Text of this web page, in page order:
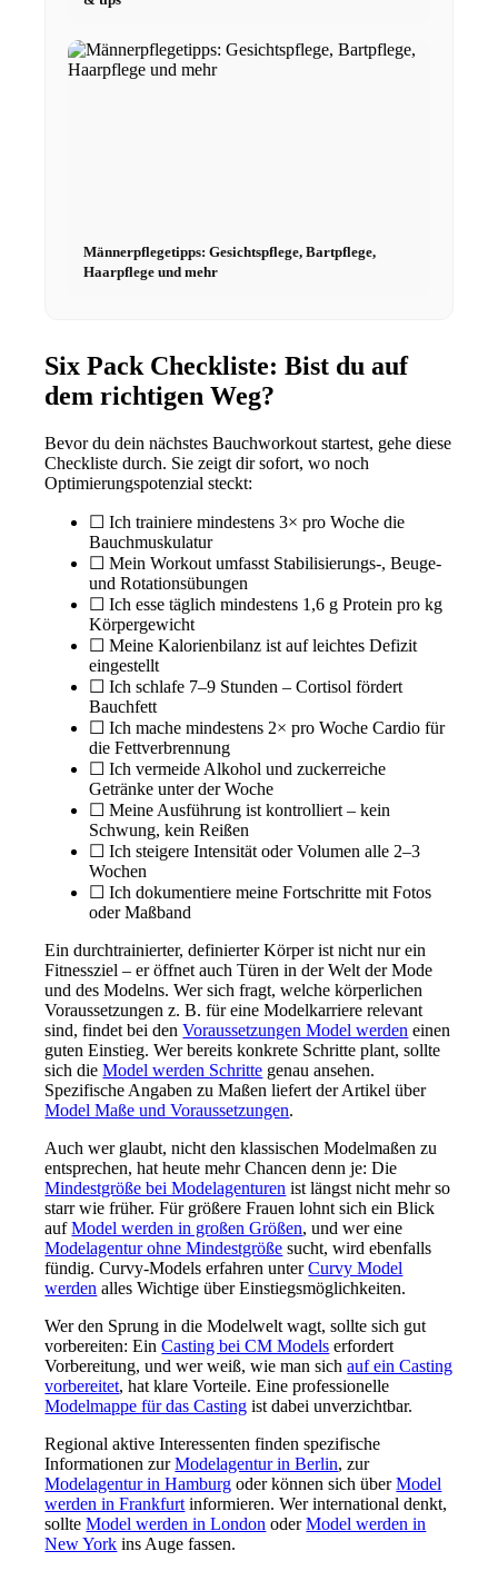
Männerpflegetipps: Gesichtspflege, Bartpflege,
Haarpflege und mehr
Six Pack Checkliste: Bist du auf
dem richtigen Weg?
Bevor du dein nächstes Bauchworkout startest, gehe diese
Checkliste durch. Sie zeigt dir sofort, wo noch
Optimierungspotenzial steckt:
☐ Ich trainiere mindestens 3× pro Woche die
Bauchmuskulatur
☐ Mein Workout umfasst Stabilisierungs-, Beuge-
und Rotationsübungen
☐ Ich esse täglich mindestens 1,6 g Protein pro kg
Körpergewicht
☐ Meine Kalorienbilanz ist auf leichtes Defizit
eingestellt
☐ Ich schlafe 7–9 Stunden – Cortisol fördert
Bauchfett
☐ Ich mache mindestens 2× pro Woche Cardio für
die Fettverbrennung
☐ Ich vermeide Alkohol und zuckerreiche
Getränke unter der Woche
☐ Meine Ausführung ist kontrolliert – kein
Schwung, kein Reißen
☐ Ich steigere Intensität oder Volumen alle 2–3
Wochen
☐ Ich dokumentiere meine Fortschritte mit Fotos
oder Maßband
Ein durchtrainierter, definierter Körper ist nicht nur ein
Fitnessziel – er öffnet auch Türen in der Welt der Mode
und des Modelns. Wer sich fragt, welche körperlichen
Voraussetzungen z. B. für eine Modelkarriere relevant
sind, findet bei denVoraussetzungen Model werden einen
guten Einstieg. Wer bereits konkrete Schritte plant, sollte
sich dieModel werden Schritte genau ansehen.
Spezifische Angaben zu Maßen liefert der Artikel über
Model Maße und Voraussetzungen.
Auch wer glaubt, nicht den klassischen Modelmaßen zu
entsprechen, hat heute mehr Chancen denn je: Die
Mindestgröße bei Modelagenturen ist längst nicht mehr so
starr wie früher. Für größere Frauen lohnt sich ein Blick
aufModel werden in großen Größen, und wer eine
Modelagentur ohne Mindestgröße sucht, wird ebenfalls
fündig. Curvy-Models erfahren unterCurvy Model
werden alles Wichtige über Einstiegsmöglichkeiten.
Wer den Sprung in die Modelwelt wagt, sollte sich gut
vorbereiten: EinCasting bei CM Models erfordert
Vorbereitung, und wer weiß, wie man sichauf ein Casting
vorbereitet, hat klare Vorteile. Eine professionelle
Modelmappe für das Casting ist dabei unverzichtbar.
Regional aktive Interessenten finden spezifische
Informationen zurModelagentur in Berlin, zur
Modelagentur in Hamburg oder können sich überModel
werden in Frankfurt informieren. Wer international denkt,
sollteModel werden in London oderModel werden in
New York ins Auge fassen.